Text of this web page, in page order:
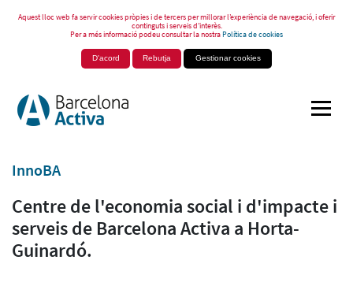
Aquest lloc web fa servir cookies pròpies i de tercers per millorar l’experiència de navegació, i oferir
continguts i serveis d’interès.
Per a més informació podeu consultar la nostraPolítica de cookies
D'acord Rebutja Gestionar cookies
InnoBA
Centre de l'economia social i d'impacte i
serveis de Barcelona Activa a Horta-
Guinardó.